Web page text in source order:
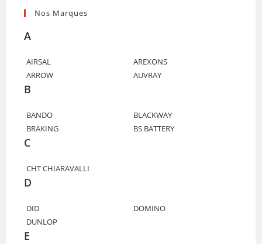
Nos Marques
A
AIRSAL
AREXONS
ARROW
AUVRAY
B
BANDO
BLACKWAY
BRAKING
BS BATTERY
C
CHT CHIARAVALLI
D
DID
DOMINO
DUNLOP
E